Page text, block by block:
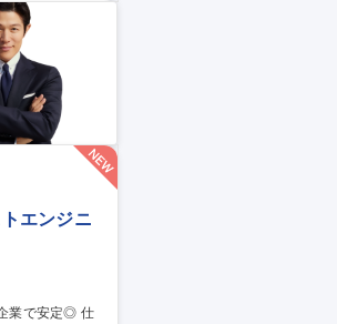
ーとのコラボ
貫
エンジニ